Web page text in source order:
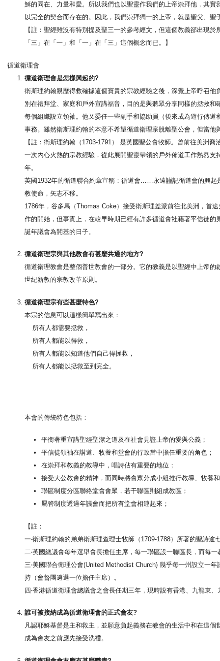
穌的同在、力量和愛。所以我們也以聖靈作我們的上帝崇拜他，其
以完全的契合而存在的。因此，我們崇拜獨一的上帝，就是聖父、聖
【註：聖經雖沒有特別提及聖三一的參考經文，但這個教義郤出現
「三」在「一」和「一」在「三」這個概念而已。】
循道衛理會
循道衛理會是怎樣興起的?
衛斯理約翰親歷得救確據這個寶貴的宗教經驗之後，深覺上帝呼召
別在禮拜堂、家庭和戶外宣講福音，目的是與聽眾分享同樣的拯救
每個組織設立領袖。他又委任一些副手和協助員（後來成為遊行傳
事務。雖然衛斯理約翰的本意不希望循道衛理宗脫離聖公會，但當
【註：衛斯理約翰（1703-1791） 是英國聖公會牧師。曾前往美洲
一次內心火熱的宗教經驗，從此展開聖靈帶領的戶外佈道工作熱烈
年。
英國1932年的循道聯合約章宣稱：循道會……永遠謹記循道會的興起
教使命，矢志不移。
1786年，谷多馬（Thomas Coke）接受衛斯理差派前往北美洲，首
作的開始，但事實上，在較早時期已經有許多循道會社藉著平信徒
誕年議會為開基的日子。
循道衛理宗與其他教會有甚麼共通的地方?
循道衛理教會是整個普世教會的一部分。它的教義是以聖經中上帝
世紀新教的宗教改革原則。
循道衛理宗有些甚麼特色?
本宗的信息可以這樣簡單寫出來：
所有人都需要拯救，
所有人都能以得救，
所有人都能以知道他們自己得拯救，
所有人都能以拯救至到完全。
本會的傳統特色包括：
平衡著重宣講聖經聖潔之道及在社會見證上帝的愛與公義；
平信徒領袖在講道、牧養和堂會的行政當中擔任重要的角色；
在崇拜和教義的教導中，唱詩佔有重要的地位；
接受大公教會的精神，而同時將會眾分成小組推行教導、牧養
聯區制度分區聯絡堂會會眾，若干聯區則組成教區；
屬管制度透過年議會而把所有堂會相連起來；
【註：
一‧衛斯理約翰的弟弟衛斯理查理士牧師（1709-1788）所著的聖詩逾
二‧英國總議會每年選舉會長擔任主席，每一聯區設一聯區長，而每
三‧美國聯合衛理公會(United Methodist Church) 幾乎每一州設立一
持（會督團遴選一位擔任主席）。
四‧香港循道衛理會總議會之會長任期三年，現時設有香港、九龍東
誰可被接納成為循道衛理會的正式會友?
凡認耶穌基督是主和救主，並願意負起義務在教會的生活中和在這
成為會友之前應先接受洗禮。